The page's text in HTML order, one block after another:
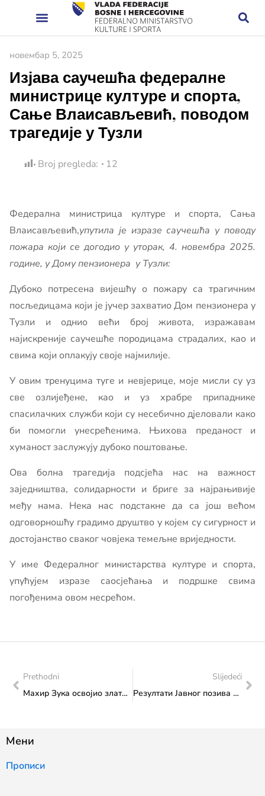
новембар 5, 2025
Изјава саучешћа федералне
министрице културе и спорта,
Сање Влаисављевић, поводом
трагедије у Тузли
Broj pregleda: 12
Федерална министрица културе и спорта, Сања
Влаисављевић,упутила је изразе саучешћа у поводу
пожара који се догодио у уторак, 4. новембра 2025.
године, у Дому пензионера у Тузли:
Дубоко потресена вијешћу о пожару са трагичним
посљедицама који је јучер захватио Дом пензионера у
Тузли и однио већи број живота, изражавам
најискреније саучешће породицама страдалих, као и
свима који оплакују своје најмилије.
У овим тренуцима туге и невјерице, моје мисли су уз
све озлијеђене, као и уз храбре припаднике
спасилачких служби који су несебично дјеловали како
би помогли унесрећенима. Њихова преданост и
хуманост заслужују дубоко поштовање.
Ова болна трагедија подсјећа нас на важност
заједништва, солидарности и бриге за најрањивије
међу нама. Нека нас подстакне да са још већом
одговорношћу градимо друштво у којем су сигурност и
достојанство сваког човјека темељне вриједности.
У име Федералног министарства културе и спорта,
упућујем изразе саосјећања и подршке свима
погођенима овом несрећом.
Prethodni
Махир Зука освојио злато на Еуропском првенству у бразилском јиу-јитсуу
Slijedeći
Резултати Јавног позива за одабир пројеката из области публицистике народа у БиХ 2025. – Формално-правно неисправне пријаве
Мени
Прописи